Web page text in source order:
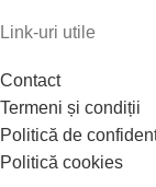
Link-uri utile
Contact
Termeni și condiții
Politică de
Politică cookies